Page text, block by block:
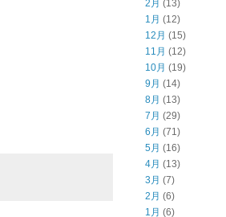
2月 (13)
1月 (12)
12月 (15)
11月 (12)
10月 (19)
9月 (14)
8月 (13)
7月 (29)
6月 (71)
5月 (16)
4月 (13)
3月 (7)
2月 (6)
1月 (6)